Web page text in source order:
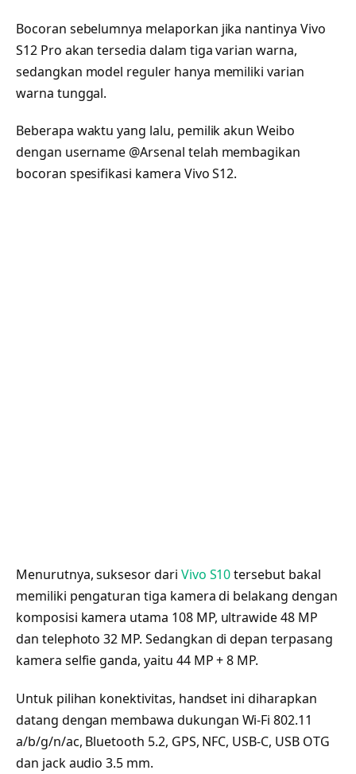
Bocoran sebelumnya melaporkan jika nantinya Vivo
S12 Pro akan tersedia dalam tiga varian warna,
sedangkan model reguler hanya memiliki varian
warna tunggal.
Beberapa waktu yang lalu, pemilik akun Weibo
dengan username @Arsenal telah membagikan
bocoran spesifikasi kamera Vivo S12.
Menurutnya, suksesor dari Vivo S10tersebut bakal
memiliki pengaturan tiga kamera di belakang dengan
komposisi kamera utama 108 MP, ultrawide 48 MP
dan telephoto 32 MP. Sedangkan di depan terpasang
kamera selfie ganda, yaitu 44 MP + 8 MP.
Untuk pilihan konektivitas, handset ini diharapkan
datang dengan membawa dukungan Wi-Fi 802.11
a/b/g/n/ac, Bluetooth 5.2, GPS, NFC, USB-C, USB OTG
dan jack audio 3.5 mm.